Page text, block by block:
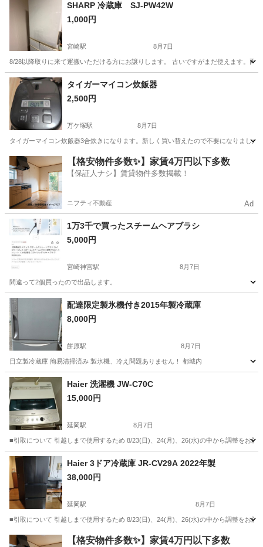
SHARP 冷蔵庫 SJ-PW42W
1,000円
宮崎駅 8月7日
8/28以降取りに来て運搬いただける方にお譲りします。 古いですがまだ使えます。両
宮崎 宮崎市 宮崎駅 キッチン家電
タイガーマイコン炊飯器
2,500円
万ケ塚駅 8月7日
タイガーマイコン炊飯器3合炊きになります。新しく買い替えたので不要になりまし
宮崎 都城市 万ケ塚駅 キッチン家電
【格安物件多数✨】家賃4万円以下多数
【保証人ナシ】賃貸物件多数掲載！
ニフティ不動産 Ad
1万3千で買ったスチームヘアブラシ
5,000円
宮崎神宮駅 8月7日
間違って2個買ったので出品します。
宮崎 宮崎市 宮崎神宮駅 美容家電
配達限定製氷機付き2015年製冷蔵庫
8,000円
餅原駅 8月7日
日立製冷蔵庫 簡易清掃済み 製氷機、冷え問題ありません！ 都城内
宮崎 都城市 餅原駅 キッチン家電
Haier 洗濯機 JW-C70C
15,000円
延岡駅 8月7日
■引取について 引越しまで使用するため 8/23(日)、24(月)、26(水)の中から調整をお
宮崎 延岡市 生活家電
Haier 3ドア冷蔵庫 JR-CV29A 2022年製
38,000円
延岡駅 8月7日
■引取について 引越しまで使用するため 8/23(日)、24(月)、26(水)の中から調整をお
宮崎 延岡市 延岡駅 キッチン家電
【格安物件多数✨】家賃4万円以下多数